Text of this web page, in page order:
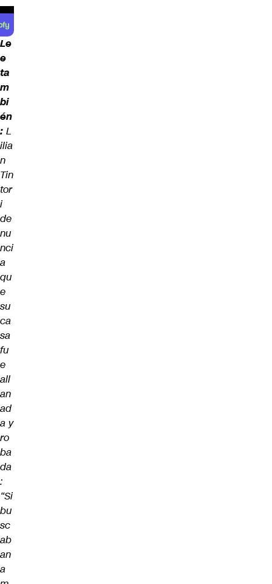
Le
e
ta
m
bi
én
: L
ilia
n
Tin
tor
i
de
nu
nci
a
qu
e
su
ca
sa
fu
e
all
an
ad
a y
ro
ba
da
:
“Si
bu
sc
ab
an
a